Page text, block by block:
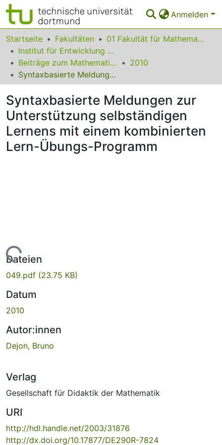
Anmelden
Bereiche & Sammlungen
Das gesamte Repositorium
Statistiken
FAQ
Leitlinien
Zurück zur Startseite
Startseite Fakultäten
01 Fakultät für Mathematik
Institut für Entwicklung und Erforschung des Mathematikunterrichts
Beiträge zum Mathematikunterricht
2010
Syntaxbasierte Meldungen zur Unterstützung selbständigen Lernens mit einem kombinierten Lern-Übungs-Programm
Syntaxbasierte Meldungen zur
Unterstützung selbständigen
Lernens mit einem kombinierten
Lern-Übungs-Programm
Lade...
Dateien
049.pdf (23.75 KB)
Datum
2010
Autor:innen
Dejon, Bruno
Verlag
Gesellschaft für Didaktik der Mathematik
URI
http://hdl.handle.net/2003/31876
http://dx.doi.org/10.17877/DE290R-7824